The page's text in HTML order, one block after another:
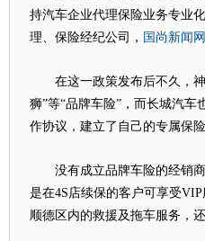
持汽车企业代理保险业务专业
理、保险经纪公司， 国尚新闻网
在这一政策发布后不久，神
狮”等“品牌车险”，而长城汽
作协议，建立了自己的专属保险
没有成立品牌车险的经销商
是在4S店续保的客户可享受
顺德区内的救援及拖车服务，